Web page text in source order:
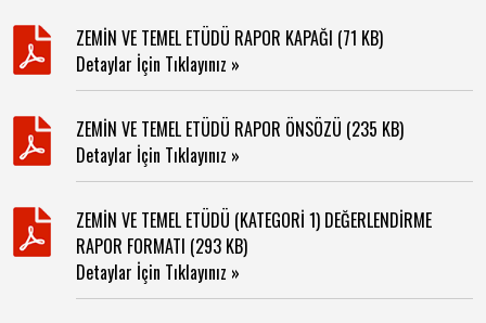
ZEMİN VE TEMEL ETÜDÜ RAPOR KAPAĞI (71 KB)
Detaylar İçin Tıklayınız »
ZEMİN VE TEMEL ETÜDÜ RAPOR ÖNSÖZÜ (235 KB)
Detaylar İçin Tıklayınız »
ZEMİN VE TEMEL ETÜDÜ (KATEGORİ 1) DEĞERLENDİRME
RAPOR FORMATI (293 KB)
Detaylar İçin Tıklayınız »